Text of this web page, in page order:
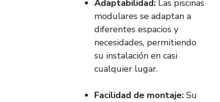
Adaptabilidad: Las piscinas
modulares se adaptan a
diferentes espacios y
necesidades, permitiendo
su instalación en casi
cualquier lugar.
Facilidad de montaje: Su